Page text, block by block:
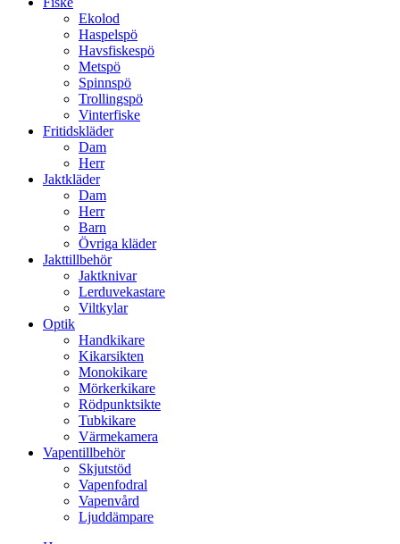
Ekolod
Haspelspö
Havsfiskespö
Metspö
Spinnspö
Trollingspö
Vinterfiske
Fritidskläder
Dam
Herr
Jaktkläder
Dam
Herr
Barn
Övriga kläder
Jakttillbehör
Jaktknivar
Lerduvekastare
Viltkylar
Optik
Handkikare
Kikarsikten
Monokikare
Mörkerkikare
Rödpunktsikte
Tubkikare
Värmekamera
Vapentillbehör
Skjutstöd
Vapenfodral
Vapenvård
Ljuddämpare